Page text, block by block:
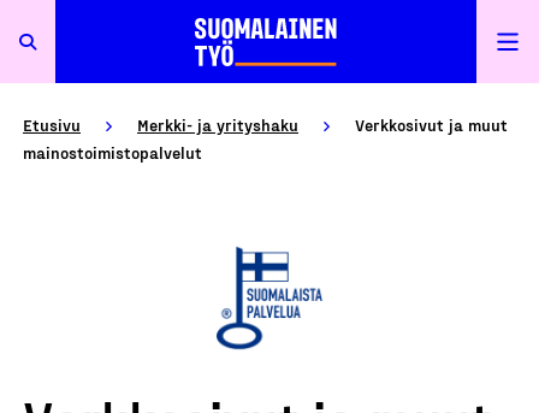
Etusivu Merkki- ja yrityshaku
Verkkosivut ja muut
mainostoimistopalvelut